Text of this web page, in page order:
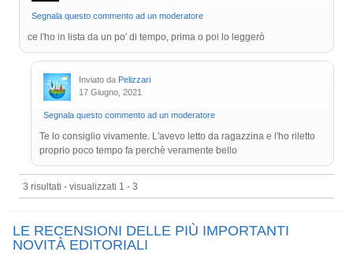
Segnala questo commento ad un moderatore
ce l'ho in lista da un po' di tempo, prima o poi lo leggerò
Inviato da Pelizzari
17 Giugno, 2021
Segnala questo commento ad un moderatore
Te lo consiglio vivamente. L'avevo letto da ragazzina e l'ho riletto
proprio poco tempo fa perchè veramente bello
3 risultati - visualizzati 1 - 3
LE RECENSIONI DELLE PIÙ IMPORTANTI
NOVITÀ EDITORIALI